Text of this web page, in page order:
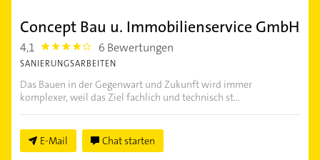
Concept Bau u. Immobilienservice GmbH
4,1 4.1 6 Bewertungen
SANIERUNGSARBEITEN
Das Bauen in der Gegenwart und Zukunft wird immer
komplexer, weil das Ziel fachlich und technisch st...
E-Mail Chat starten